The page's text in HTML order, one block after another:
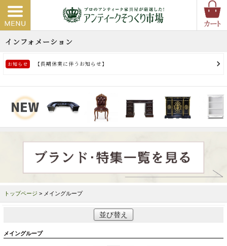
トップページ > メイングループ
並び替え
メイングループ